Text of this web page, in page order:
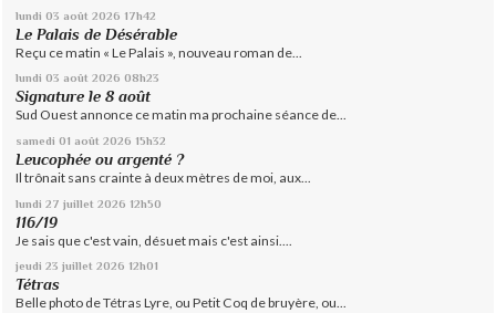
lundi 03 août 2026 17h42
Le Palais de Désérable
Reçu ce matin « Le Palais », nouveau roman de...
lundi 03 août 2026 08h23
Signature le 8 août
Sud Ouest annonce ce matin ma prochaine séance de...
samedi 01 août 2026 15h32
Leucophée ou argenté ?
Il trônait sans crainte à deux mètres de moi, aux...
lundi 27 juillet 2026 12h50
116/19
Je sais que c'est vain, désuet mais c'est ainsi....
jeudi 23 juillet 2026 12h01
Tétras
Belle photo de Tétras Lyre, ou Petit Coq de bruyère, ou...